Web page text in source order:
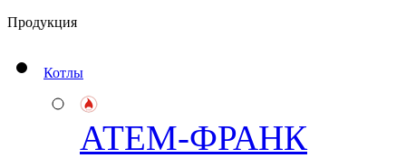
Продукция
Котлы
АТЕМ-ФРАНК